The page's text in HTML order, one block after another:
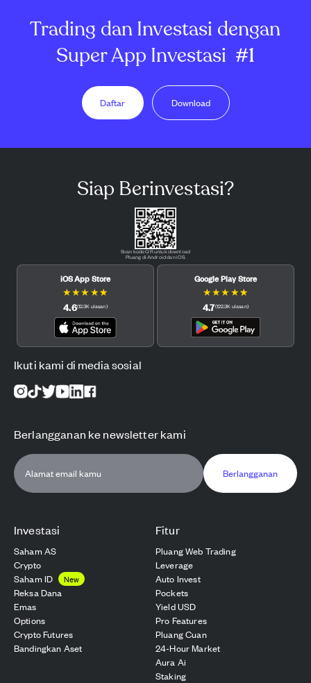
Trading dan Investasi dengan
Super App Investasi #1
Daftar Download
Investasi
Saham AS
Crypto
Saham ID
New
Reksa Dana
Emas
Options
Crypto Futures
Bandingkan Aset
Fitur
Pluang Web Trading
Leverage
Auto Invest
Pockets
Yield USD
Pro Features
Pluang Cuan
24-Hour Market
Aura Ai
Staking
Siap Berinvestasi?
Scan kode QR untuk download
Pluang di Android dan iOS.
iOS App Store
★★★ ★★
4.6(12.3K ulasan)
Google Play Store
★★★ ★★
4.7(122.3K ulasan)
Ikuti kami di media sosial
Berlangganan ke newsletter kami
Berlangganan